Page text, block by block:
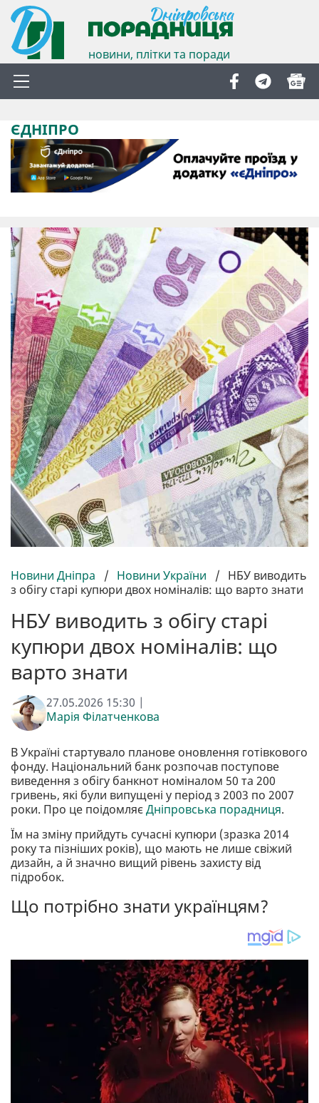
новини, плітки та поради
ЄДНІПРО
Новини Дніпра / Новини України / НБУ виводить
з обігу старі купюри двох номіналів: що варто знати
НБУ виводить з обігу старі
купюри двох номіналів: що
варто знати
27.05.2026 15:30 |
Марія Філатченкова
В Україні стартувало планове оновлення готівкового
фонду. Національний банк розпочав поступове
виведення з обігу банкнот номіналом 50 та 200
гривень, які були випущені у період з 2003 по 2007
роки. Про це поідомляєДніпровська порадниця.
Їм на зміну прийдуть сучасні купюри (зразка 2014
року та пізніших років), що мають не лише свіжий
дизайн, а й значно вищий рівень захисту від
підробок.
Що потрібно знати українцям?